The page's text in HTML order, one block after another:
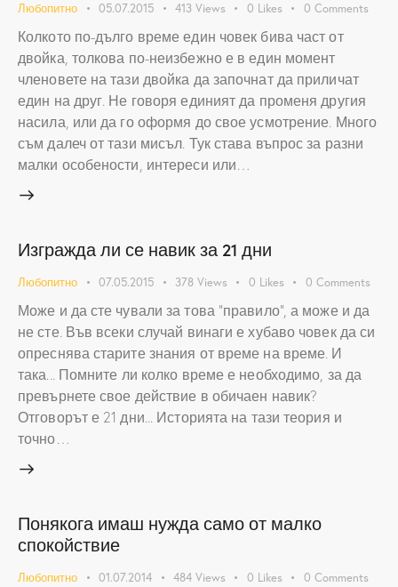
Любопитно 05.07.2015 413 Views 0 Likes 0 Comments
Колкото по-дълго време един човек бива част от
двойка, толкова по-неизбежно е в един момент
членовете на тази двойка да започнат да приличат
един на друг. Не говоря единият да променя другия
насила, или да го оформя до свое усмотрение. Много
съм далеч от тази мисъл. Тук става въпрос за разни
малки особености, интереси или…
Изгражда ли се навик за 21 дни
Любопитно 07.05.2015 378 Views 0 Likes 0 Comments
Може и да сте чували за това "правило", а може и да
не сте. Във всеки случай винаги е хубаво човек да си
опреснява старите знания от време на време. И
така... Помните ли колко време е необходимо, за да
превърнете свое действие в обичаен навик?
Отговорът е 21 дни... Историята на тази теория и
точно…
Понякога имаш нужда само от малко
спокойствие
Любопитно 01.07.2014 484 Views 0 Likes 0 Comments